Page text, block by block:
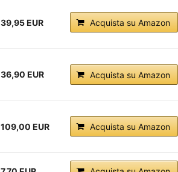
39,95 EUR Acquista su Amazon
36,90 EUR Acquista su Amazon
109,00 EUR Acquista su Amazon